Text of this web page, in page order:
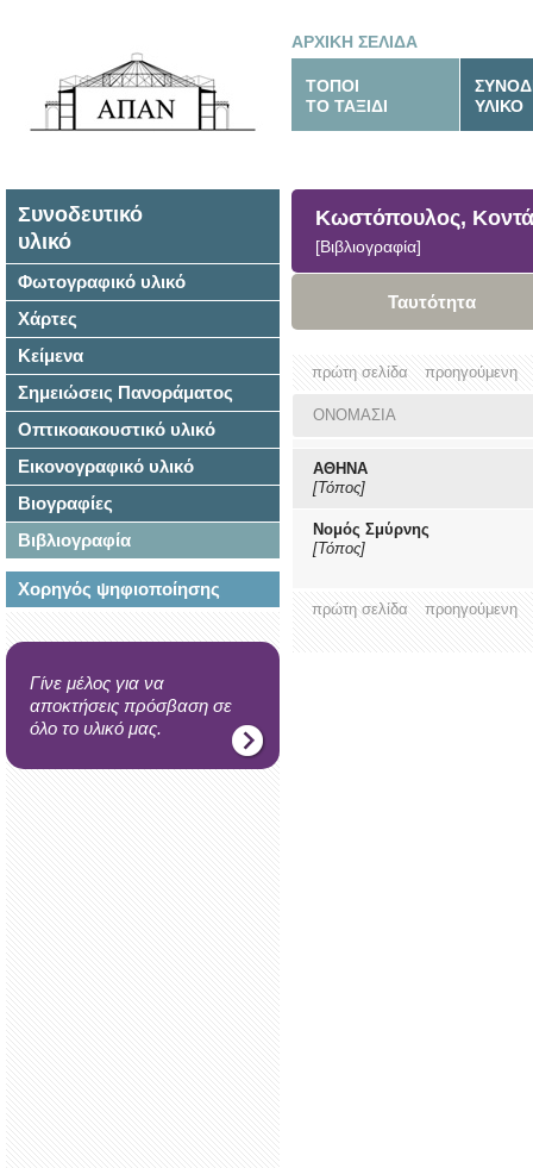
ΑΡΧΙΚΗ ΣΕΛΙΔΑ
ΤΟΠΟΙ
ΤΟ ΤΑΞΙΔΙ
ΥΛΙΚΟ
Συνοδευτικό
υλικό
Φωτογραφικό υλικό
Χάρτες
Κείμενα
Σημειώσεις Πανοράματος
Οπτικοακουστικό υλικό
Εικονογραφικό υλικό
Βιογραφίες
Βιβλιογραφία
Χορηγός ψηφιοποίησης
Γίνε μέλος για να
αποκτήσεις πρόσβαση σε
όλο το υλικό μας.
Κωστόπουλος,
[Βιβλιογραφία]
Ταυτότητα
πρώτη σελίδα προηγούμενη
ΟΝΟΜΑΣΙΑ
ΑΘΗΝΑ
[Τόπος]
Νομός Σμύρνης
[Τόπος]
πρώτη σελίδα προηγούμενη